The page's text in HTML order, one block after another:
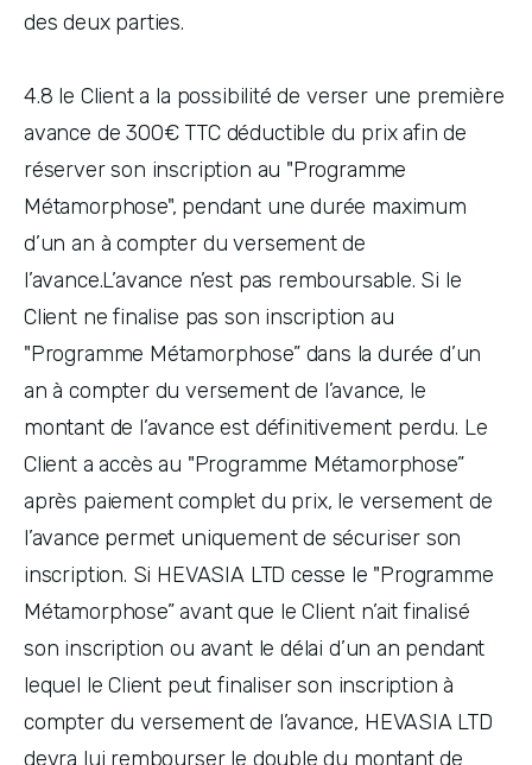
des deux parties.
4.8 le Client a la possibilité de verser une première
avance de 300€ TTC déductible du prix afin de
réserver son inscription au "Programme
Métamorphose", pendant une durée maximum
d’un an à compter du versement de
l’avance.L’avance n’est pas remboursable. Si le
Client ne finalise pas son inscription au
"Programme Métamorphose” dans la durée d’un
an à compter du versement de l’avance, le
montant de l’avance est définitivement perdu. Le
Client a accès au "Programme Métamorphose”
après paiement complet du prix, le versement de
l’avance permet uniquement de sécuriser son
inscription. Si HEVASIA LTD cesse le "Programme
Métamorphose” avant que le Client n’ait finalisé
son inscription ou avant le délai d’un an pendant
lequel le Client peut finaliser son inscription à
compter du versement de l’avance, HEVASIA LTD
devra lui rembourser le double du montant de